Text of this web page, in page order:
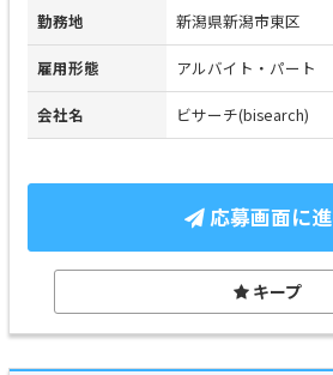
勤務地 新潟県新潟市東区
雇用形態 アルバイト・パート
会社名 ビサーチ(bisearch)
応募画面に
キープ